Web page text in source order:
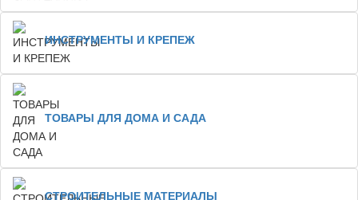
ИНСТРУМЕНТЫ И КРЕПЕЖ
ТОВАРЫ ДЛЯ ДОМА И САДА
СТРОИТЕЛЬНЫЕ МАТЕРИАЛЫ